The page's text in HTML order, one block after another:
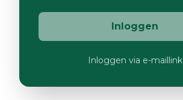
Inloggen
Inloggen via e-maillink